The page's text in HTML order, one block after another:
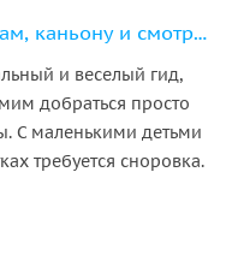
Кодорское ущелье: к водопадам, каньону и смотровой площадке
и веселый гид,
добраться просто
С маленькими детьми
требуется сноровка.